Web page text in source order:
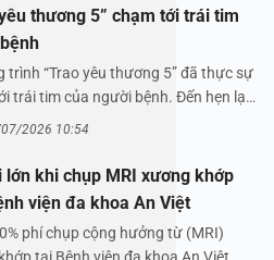
thương 5” chạm tới trái tim
trình “Trao yêu thương 5” đã thực sự
trái tim của người bệnh. Đến hẹn lại
2026 10:54
lớn khi chụp MRI xương khớp
viện đa khoa An Việt
phí chụp cộng hưởng từ (MRI)